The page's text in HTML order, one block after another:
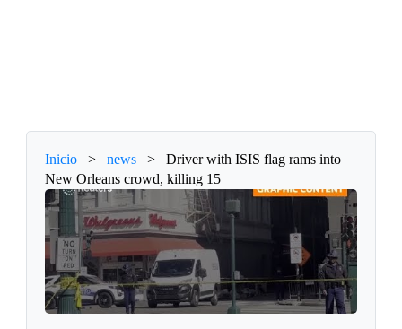
Inicio > news >
Driver with ISIS flag rams into
New Orleans crowd, killing 15